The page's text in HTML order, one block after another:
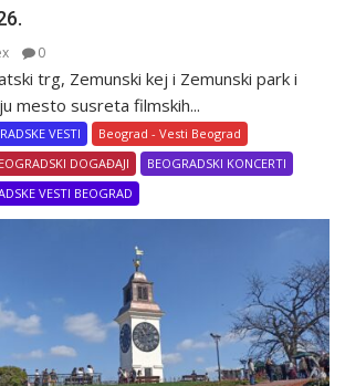
0
trg, Zemunski kej i Zemunski park i
mesto susreta filmskih...
VESTI
Beograd - Vesti Beograd
DOGAĐAJI
BEOGRADSKI KONCERTI
VESTI BEOGRAD